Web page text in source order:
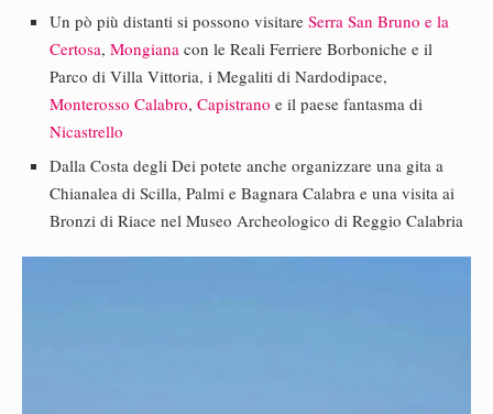
Un pò più distanti si possono visitare Serra San Bruno e la
Certosa, Mongiana con le Reali Ferriere Borboniche e il
Parco di Villa Vittoria, i Megaliti di Nardodipace,
Monterosso Calabro, Capistrano e il paese fantasma di
Nicastrello
Dalla Costa degli Dei potete anche organizzare una gita a
Chianalea di Scilla, Palmi e Bagnara Calabra e una visita ai
Bronzi di Riace nel Museo Archeologico di Reggio Calabria